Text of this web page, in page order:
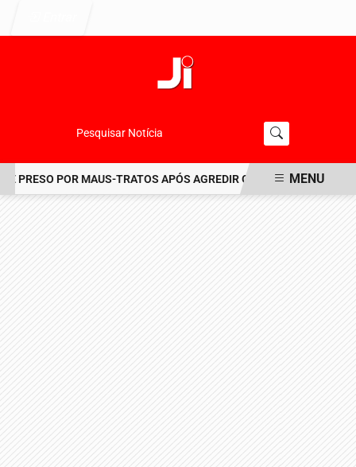
Pesquisar Notícia
É PRESO POR MAUS-TRATOS APÓS AGREDIR GRAVEMENTE
MENU